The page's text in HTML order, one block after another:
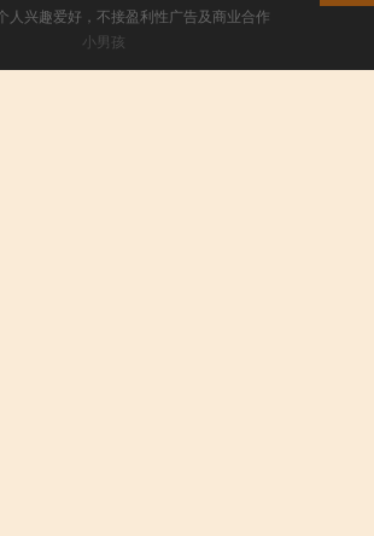
人兴趣爱好，不接盈利性广告及商业合作
小男孩